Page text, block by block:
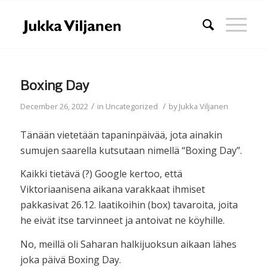
Boxing Day
December 26, 2022 / in Uncategorized / byJukka Viljanen
Tänään vietetään tapaninpäivää, jota ainakin
sumujen saarella kutsutaan nimellä “Boxing Day”.
Kaikki tietävä (?) Google kertoo, että
Viktoriaanisena aikana varakkaat ihmiset
pakkasivat 26.12. laatikoihin (box) tavaroita, joita
he eivät itse tarvinneet ja antoivat ne köyhille.
No, meillä oli Saharan halkijuoksun aikaan lähes
joka päivä Boxing Day.